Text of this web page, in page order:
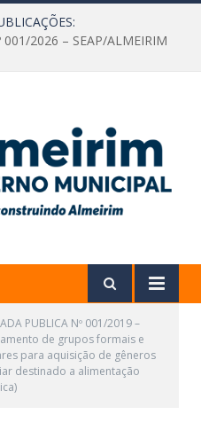
001/2026 – SEAP/ALMEIRIM
PUBLICA Nº 001/2019 –
de grupos formais e
para aquisição de gêneros
destinado a alimentação